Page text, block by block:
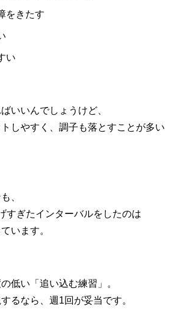
をきたす
い
いいんでしょうけど、
しやすく、調子も落とすことが多い
、
すぎたインターバルをしたのは
います。
低い「追い込む練習」。
るなら、週1回が妥当です。